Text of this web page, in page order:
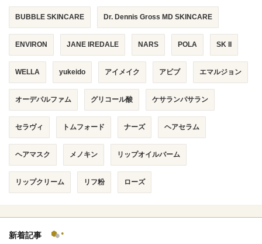
BUBBLE SKINCARE Dr. Dennis Gross MD SKINCARE
ENVIRON JANE IREDALE NARS POLA SK II
WELLA yukeido アイメイク アビブ エマルジョン
オーデパルファム グリコール酸 ケサランパサラン
セラヴィ トムフォード ナーズ ヘアセラム
ヘアマスク メノキン リップオイルバーム
リップクリーム リフ粉 ローズ
新着記事